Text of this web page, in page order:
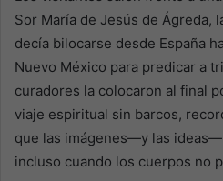
Sor María de Jesús de Ágreda,
decía bilocarse desde España
Nuevo México para predicar a
curadores la colocaron al final
viaje espiritual sin barcos,
que las imágenes—y las
incluso cuando los cuerpos no